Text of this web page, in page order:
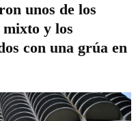
unos de los
y los
con una grúa en